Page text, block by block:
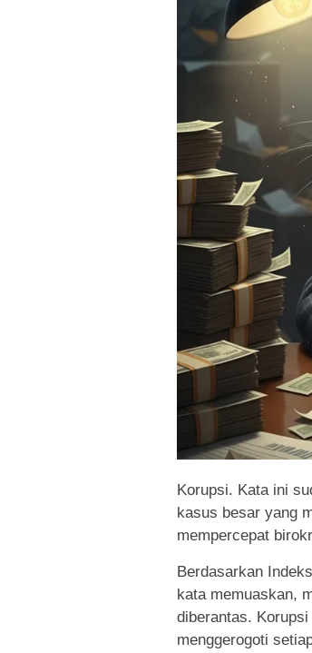
Korupsi. Kata ini
kasus besar yang
mempercepat
Berdasarkan
kata memuaskan,
diberantas.
menggerogoti